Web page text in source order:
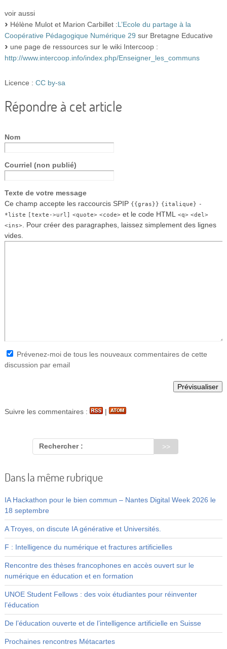
voir aussi
Hélène Mulot et Marion Carbillet :L’Ecole du partage à la
Coopérative Pédagogique Numérique 29 sur Bretagne Educative
une page de ressources sur le wiki Intercoop :
http://www.intercoop.info/index.php/Enseigner_les_communs
Licence : CC by-sa
Répondre à cet article
Nom
Courriel (non publié)
Texte de votre message
Ce champ accepte les raccourcis SPIP {{gras}} {italique} -
*liste [texte->url] <quote> <code>et le code HTML <q> <del>
<ins>. Pour créer des paragraphes, laissez simplement des lignes
vides.
Prévenez-moi de tous les nouveaux commentaires de cette
discussion par email
Suivre les commentaires : |
Rechercher :
Dans la même rubrique
IA Hackathon pour le bien commun – Nantes Digital Week 2026 le
18 septembre
A Troyes, on discute IA générative et Universités.
F : Intelligence du numérique et fractures artificielles
Rencontre des thèses francophones en accès ouvert sur le
numérique en éducation et en formation
UNOE Student Fellows : des voix étudiantes pour réinventer
l’éducation
De l’éducation ouverte et de l’intelligence artificielle en Suisse
Prochaines rencontres Métacartes